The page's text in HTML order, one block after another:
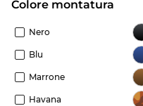
Colore montatura
Nero
Blu
Marrone
Havana